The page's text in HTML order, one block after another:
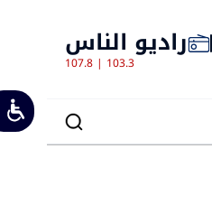
راديو الناس
107.8 | 103.3